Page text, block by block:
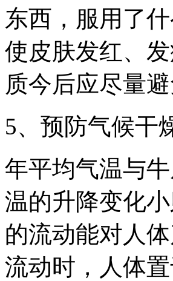
东西，服用了
使皮肤发红、
质今后应尽量避
5、预防气候干
年平均气温与
温的升降变化
的流动能对人
流动时，人体